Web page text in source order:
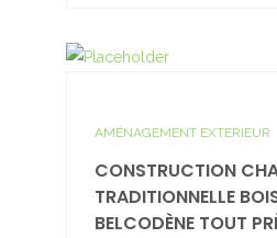
AMÉNAGEMENT EXTERIEUR
CONSTRUCTION
TRADITIONNELLE
BELCODÈNE TOUT